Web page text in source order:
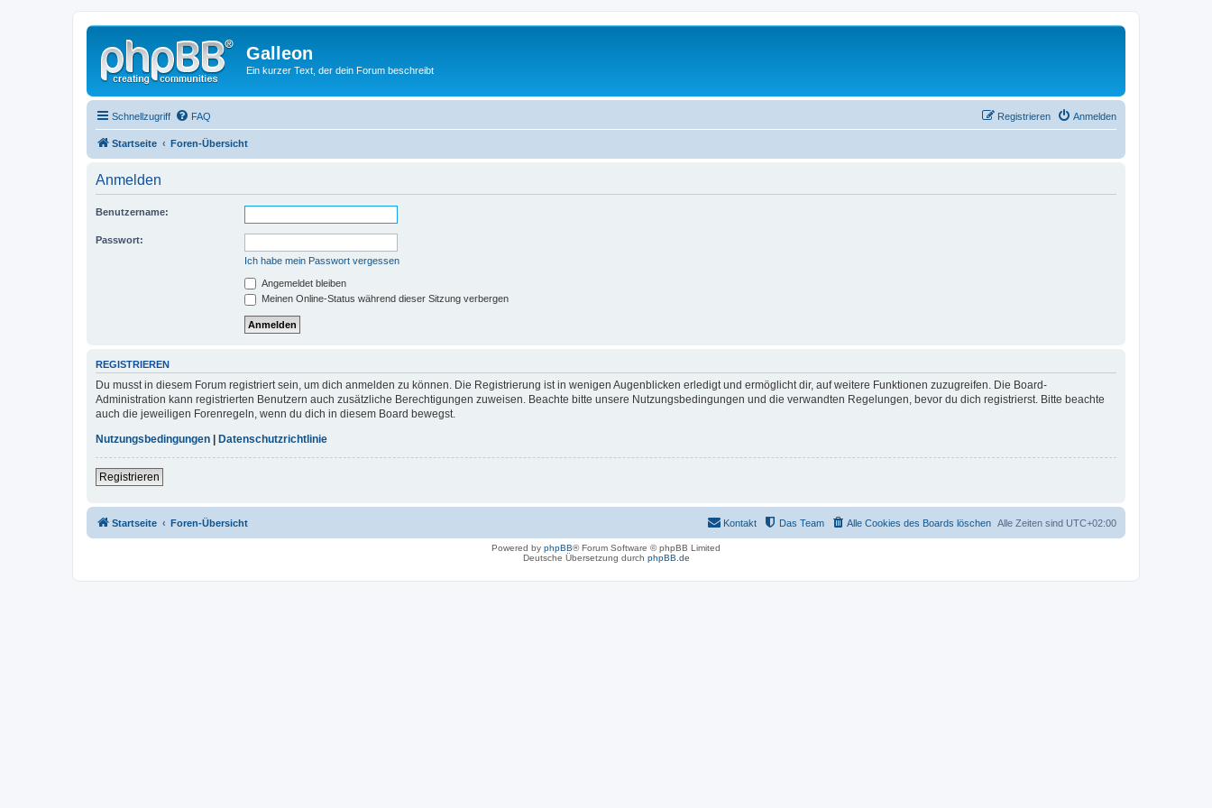
Galleon
Ein kurzer Text, der dein Forum beschreibt
Schnellzugriff FAQ Anmelden
Registrieren
Startseite Foren-Übersicht
Anmelden
Benutzername:
Passwort:
Ich habe mein Passwort vergessen
Angemeldet bleiben
Meinen Online-Status während dieser Sitzung verbergen
REGISTRIEREN
Du musst in diesem Forum registriert sein, um dich anmelden zu können. Die Registrierung ist in wenigen Augenblicken erledigt und ermöglicht dir, auf weitere Funktionen zuzugreifen. Die Board-
Administration kann registrierten Benutzern auch zusätzliche Berechtigungen zuweisen. Beachte bitte unsere Nutzungsbedingungen und die verwandten Regelungen, bevor du dich registrierst. Bitte beachte
auch die jeweiligen Forenregeln, wenn du dich in diesem Board bewegst.
Nutzungsbedingungen
Datenschutzrichtlinie
Registrieren
Startseite Foren-Übersicht Alle Zeiten sind UTC+02:00
Alle Cookies des Boards löschen
Das Team
Kontakt
Powered by phpBB® Forum Software © phpBB Limited
Deutsche Übersetzung durch phpBB.de